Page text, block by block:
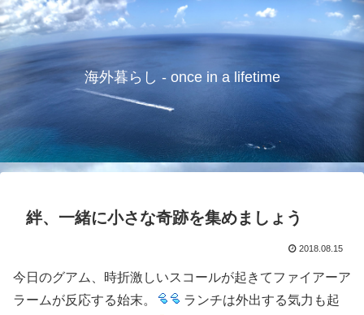
海外暮らし - once in a lifetime
絆、一緒に小さな奇跡を集めましょう
2018.08.15
今日のグアム、時折激しいスコールが起きてファイアーア
ラームが反応する始末。
ランチは外出する気力も起